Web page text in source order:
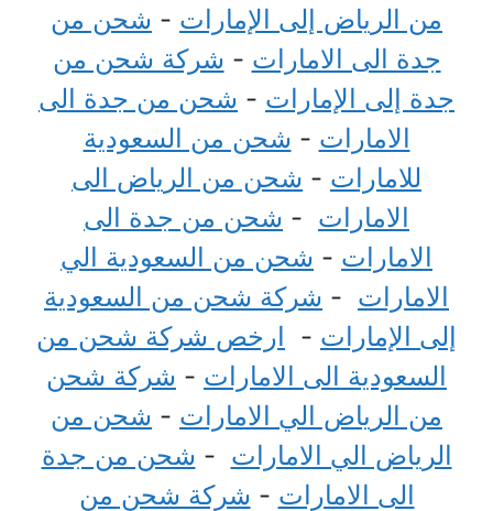
من الرياض إلى الإمارات - شحن من
جدة الى الامارات - شركة شحن من
جدة إلى الإمارات - شحن من جدة الى
الامارات - شحن من السعودية
للامارات - شحن من الرياض الى
الامارات - شحن من جدة الى
الامارات - شحن من السعودية الي
الامارات - شركة شحن من السعودية
إلى الإمارات - ارخص شركة شحن من
السعودية الى الامارات - شركة شحن
من الرياض الي الامارات - شحن من
الرياض الي الامارات - شحن من جدة
الى الامارات - شركة شحن من